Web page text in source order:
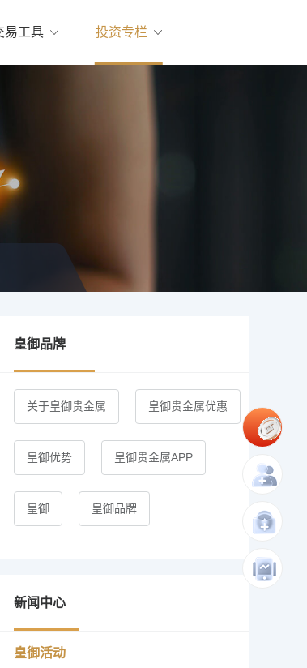
易工具 投资专栏
皇御品牌
关于皇御贵金属 皇御贵金属优惠
皇御优势 皇御贵金属APP
皇御 皇御品牌
新闻中心
皇御活动